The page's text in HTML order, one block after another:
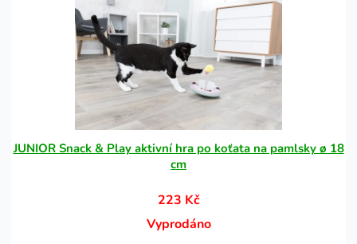
JUNIOR Snack & Play aktivní hra po koťata na pamlsky ø 18
cm
223 Kč
Vyprodáno